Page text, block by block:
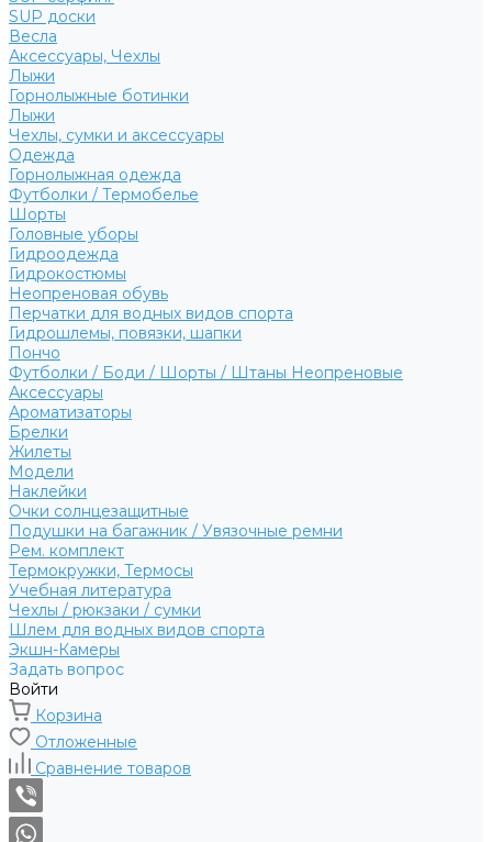
SUP доски
Весла
Аксессуары, Чехлы
Лыжи
Горнолыжные ботинки
Лыжи
Чехлы, сумки и аксессуары
Одежда
Горнолыжная одежда
Футболки / Термобелье
Шорты
Головные уборы
Гидроодежда
Гидрокостюмы
Неопреновая обувь
Перчатки для водных видов спорта
Гидрошлемы, повязки, шапки
Пончо
Футболки / Боди / Шорты / Штаны Неопреновые
Аксессуары
Ароматизаторы
Брелки
Жилеты
Модели
Наклейки
Очки солнцезащитные
Подушки на багажник / Увязочные ремни
Рем. комплект
Термокружки, Термосы
Учебная литература
Чехлы / рюкзаки / сумки
Шлем для водных видов спорта
Экшн-Камеры
Задать вопрос
Войти
Корзина
Отложенные
Сравнение товаров